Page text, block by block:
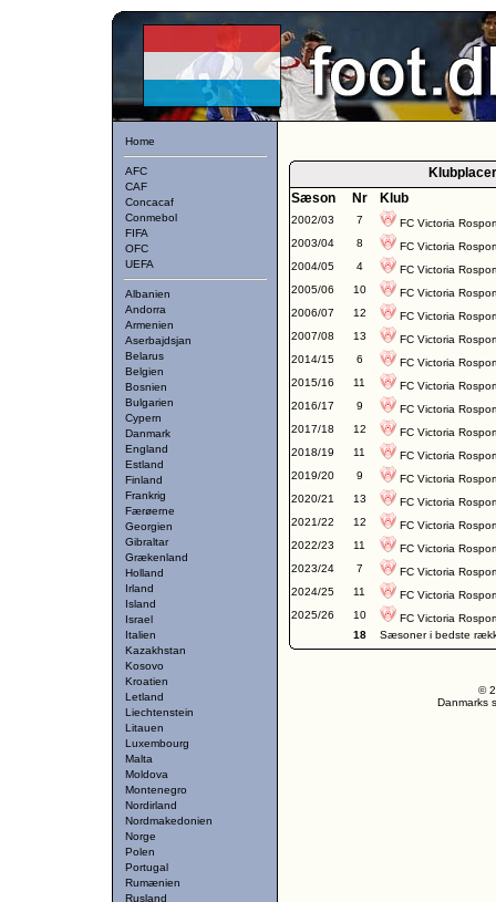
Home
AFC
CAF
Concacaf
Conmebol
FIFA
OFC
UEFA
Albanien
Andorra
Armenien
Aserbajdsjan
Belarus
Belgien
Bosnien
Bulgarien
Cypern
Danmark
England
Estland
Finland
Frankrig
Færøerne
Georgien
Gibraltar
Grækenland
Holland
Irland
Island
Israel
Italien
Kazakhstan
Kosovo
Kroatien
Letland
Liechtenstein
Litauen
Luxembourg
Malta
Moldova
Montenegro
Nordirland
Nordmakedonien
Norge
Polen
Portugal
Rumænien
Rusland
Sæson
Nr Klub
2002/03 7
FC Victoria
2003/04
8
FC Victoria
2004/05
4
FC Victoria
2005/06
10
FC Victoria
2006/07
12
FC Victoria
2007/08
13
FC Victoria
2014/15
6
FC Victoria
2015/16
11
FC Victoria
2016/17
9
FC Victoria
2017/18
12
FC Victoria
2018/19
11
FC Victoria
2019/20
9
FC Victoria
2020/21
13
FC Victoria
2021/22
12
FC Victoria
2022/23
11
FC Victoria
2023/24
7
FC Victoria
2024/25
11
FC Victoria
2025/26
10
FC Victoria
18
Sæsoner i bedste
©
Danmarks